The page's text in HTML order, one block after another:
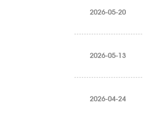
2026-05-20
2026-05-13
2026-04-24